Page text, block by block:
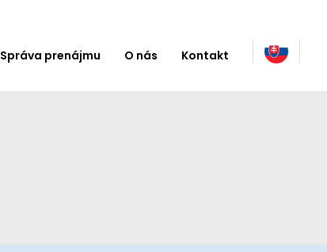
Správa prenájmu O nás Kontakt